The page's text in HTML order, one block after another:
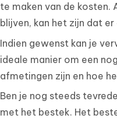
te maken van de kosten.
blijven, kan het zijn dat
Indien gewenst kan je
ideale manier om een
afmetingen zijn en hoe
Ben je nog steeds
met het bestek. Het